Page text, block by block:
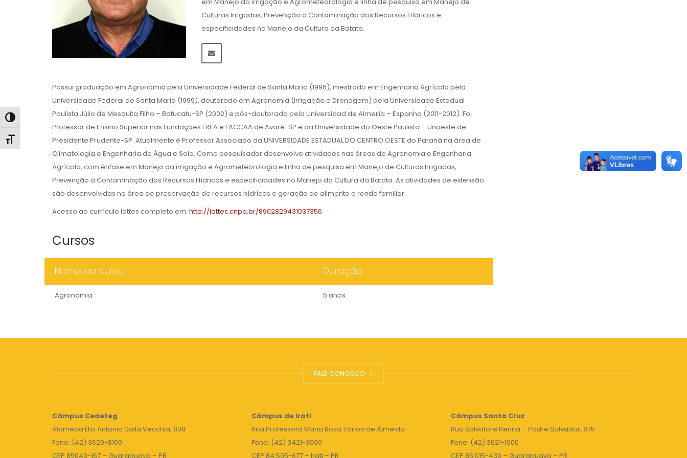
Alternar alto contraste
Alternar tamanho da fonte
Culturas Irrigadas, Prevenção à Contaminação dos Recursos Hídricos e
especificidades no Manejo da Cultura da Batata.
Possui graduação em Agronomia pela Universidade Federal de Santa Maria (1996), mestrado em Engenharia Agrícola pela
Universidade Federal de Santa Maria (1999), doutorado em Agronomia (Irrigação e Drenagem) pela Universidade Estadual
Paulista Júlio de Mesquita Filho – Botucatu-SP (2002) e pós-doutorado pela Universidad de Almería – Espanha (2011-2012). Foi
Professor de Ensino Superior nas Fundações FREA e FACCAA de Avaré-SP e da Universidade do Oeste Paulista – Unoeste de
Presidente Prudente-SP. Atualmente é Professor Associado da UNIVERSIDADE ESTADUAL DO CENTRO OESTE do Paraná na área de
Climatologia e Engenharia de Água e Solo. Como pesquisador desenvolve atividades nas áreas de Agronomia e Engenharia
Agrícola, com ênfase em Manejo da irrigação e Agrometeorologia e linha de pesquisa em Manejo de Culturas Irrigadas,
Prevenção à Contaminação dos Recursos Hídricos e especificidades no Manejo da Cultura da Batata. As atividades de extensão
são desenvolvidas na área de preservação de recursos hídricos e geração de alimento e renda familiar.
Acesso ao currículo lattes completo em: http://lattes.cnpq.br/8902829431037356
Cursos
Nome do curso Duração
Agronomia 5 anos
FALE CONOSCO
Câmpus Cedeteg
Alameda Élio Antonio Dalla Vecchia, 838
Fone: (42) 3629-8100
CEP 85040-167 – Guarapuava – PR
Câmpus de Irati
Rua Professora Maria Roza Zanon de Almeida
Fone: (42) 3421-3000
CEP 84.505-677 – Irati – PR
Câmpus Santa Cruz
Rua Salvatore Renna – Padre Salvador, 875
Fone: (42) 3621-1000
CEP 85.015-430 – Guarapuava – PR